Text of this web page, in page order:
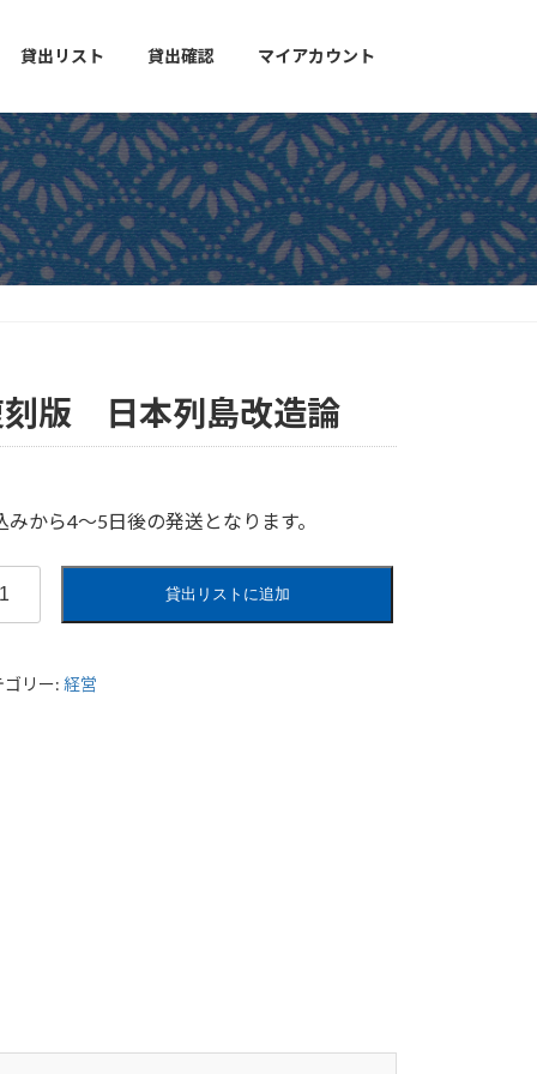
貸出リスト 貸出確認 マイアカウント
版 日本列島改造論
みから4〜5日後の発送となります。
貸出リストに追加
ゴリー:経営